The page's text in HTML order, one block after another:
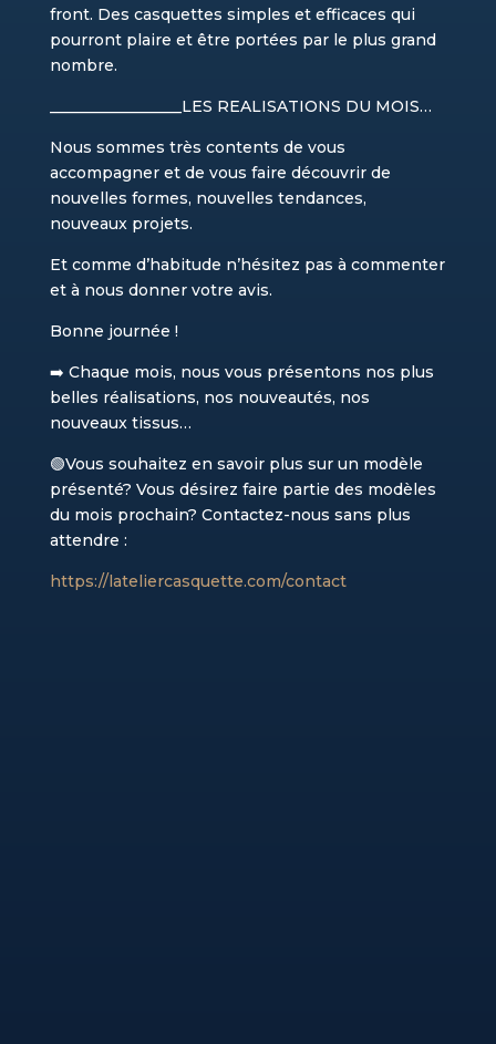
front. Des casquettes simples et efficaces qui
pourront plaire et être portées par le plus grand
nombre.
_________________LES REALISATIONS DU MOIS…
Nous sommes très contents de vous
accompagner et de vous faire découvrir de
nouvelles formes, nouvelles tendances,
nouveaux projets.
Et comme d’habitude n’hésitez pas à commenter
et à nous donner votre avis.
Bonne journée !
➡️ Chaque mois, nous vous présentons nos plus
belles réalisations, nos nouveautés, nos
nouveaux tissus…
🟢Vous souhaitez en savoir plus sur un modèle
présenté? Vous désirez faire partie des modèles
du mois prochain? Contactez-nous sans plus
attendre :
https://lateliercasquette.com/contact​​